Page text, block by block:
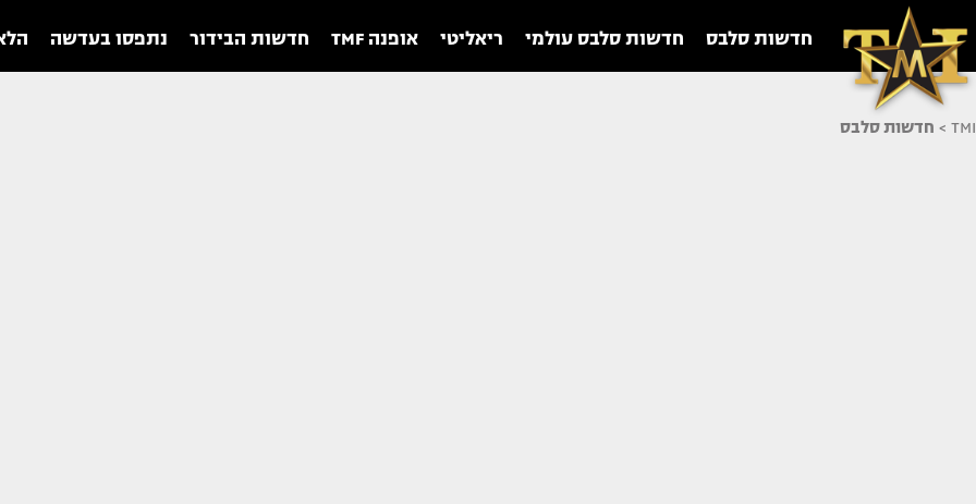
חדשות סלבס חדשות סלבס עולמי ריאליטי אופנה TMF חדשות הבידור נתפסו בעדשה
TMI
> חדשות סלבס